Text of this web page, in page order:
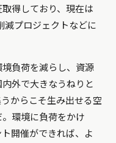
得しており、現在は
減プロジェクトなどに
負荷を減らし、資源
外で大きなうねりと
からこそ生み出せる空
環境に負荷をかけ
開催ができれば、よ